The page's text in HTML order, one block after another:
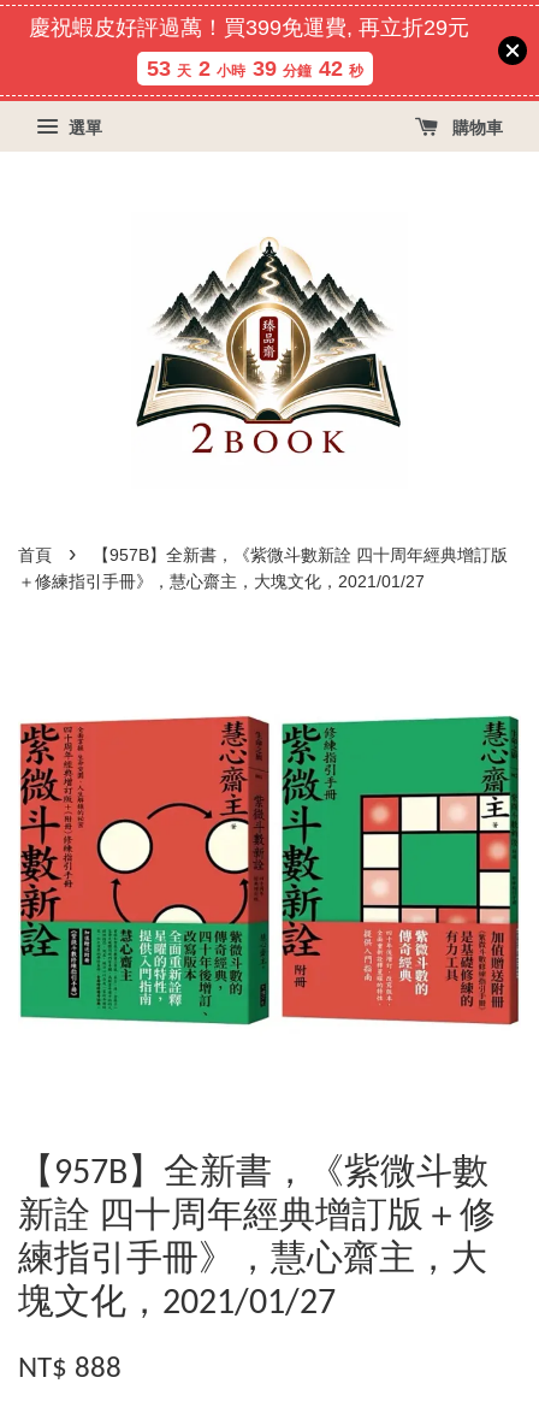
慶祝蝦皮好評過萬！買399免運費, 再立折29元
53 天 2 小時 39 分鐘 41 秒
選單 購物車
首頁 ›
【957B】全新書，《紫微斗數新詮 四十周年經典增訂版
＋修練指引手冊》，慧心齋主，大塊文化，2021/01/27
【957B】全新書，《紫微斗數
新詮 四十周年經典增訂版＋修
練指引手冊》，慧心齋主，大
塊文化，2021/01/27
NT$ 888